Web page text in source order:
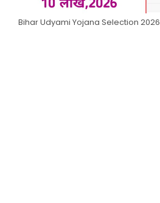
Bihar Udyami Yojana Selection 2026